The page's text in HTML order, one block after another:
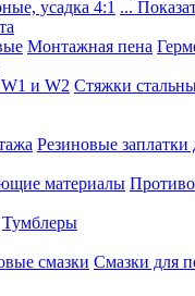
усадка 4:1 ...
Монтажная пена
и W2 Стяжки
Резиновые заплатки
материалы
Тумблеры
смазки Смазки для